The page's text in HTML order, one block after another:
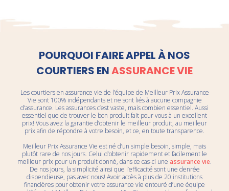
POURQUOI FAIRE APPEL À NOS
COURTIERS ENASSURANCE VIE
Les courtiers en assurance vie de l’équipe de Meilleur Prix Assurance
Vie sont 100% indépendants et ne sont liés à aucune compagnie
d’assurance. Les assurances c’est vaste, mais combien essentiel. Aussi
essentiel que de trouver le bon produit fait pour vous à un excellent
prix! Vous avez la garantie d’obtenir le meilleur produit, au meilleur
prix afin de répondre à votre besoin, et ce, en toute transparence.
Meilleur Prix Assurance Vie est né d’un simple besoin, simple, mais
plutôt rare de nos jours. Celui d’obtenir rapidement et facilement le
meilleur prix pour un produit donné, dans ce cas-ci une assurance vie.
De nos jours, la simplicité ainsi que l’efficacité sont une denrée
dispendieuse, pas avec nous! Avoir accès à plus de 20 institutions
financières pour obtenir votre assurance vie entouré d’une équipe